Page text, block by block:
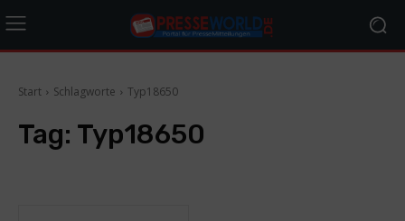
Start Schlagworte Typ18650
Tag: Typ18650